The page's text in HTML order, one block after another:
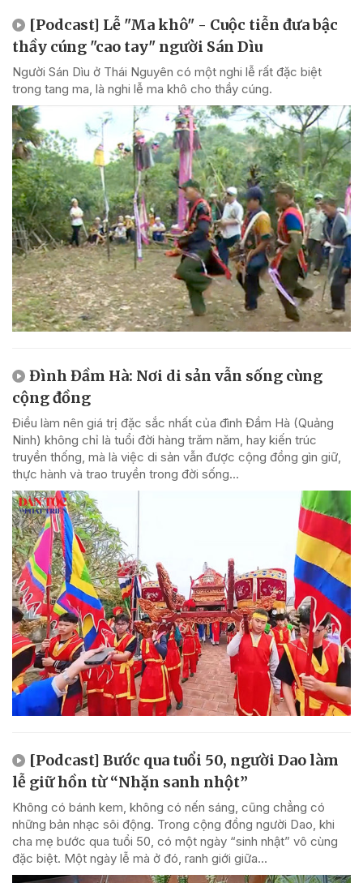
[Podcast] Lễ "Ma khô" - Cuộc tiễn đưa bậc
thầy cúng "cao tay" người Sán Dìu
Người Sán Dìu ở Thái Nguyên có một nghi lễ rất đặc biệt
trong tang ma, là nghi lễ ma khô cho thầy cúng.
Đình Đầm Hà: Nơi di sản vẫn sống cùng
cộng đồng
Điều làm nên giá trị đặc sắc nhất của đình Đầm Hà (Quảng
Ninh) không chỉ là tuổi đời hàng trăm năm, hay kiến trúc
truyền thống, mà là việc di sản vẫn được cộng đồng gìn giữ,
thực hành và trao truyền trong đời sống...
[Podcast] Bước qua tuổi 50, người Dao làm
lễ giữ hồn từ “Nhặn sanh nhột”
Không có bánh kem, không có nến sáng, cũng chẳng có
những bản nhạc sôi động. Trong cộng đồng người Dao, khi
cha mẹ bước qua tuổi 50, có một ngày “sinh nhật” vô cùng
đặc biệt. Một ngày lễ mà ở đó, ranh giới giữa...